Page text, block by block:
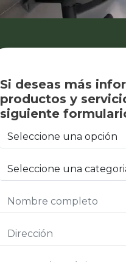
Si deseas más
productos y
siguiente